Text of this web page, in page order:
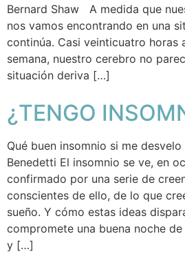
Bernard Shaw A medida que
nos vamos encontrando en una
continúa. Casi veinticuatro horas
semana, nuestro cerebro no
situación deriva […]
¿TENGO
Qué buen insomnio si me
Benedetti El insomnio se ve, en
confirmado por una serie de
conscientes de ello, de lo que
sueño. Y cómo estas ideas
compromete una buena noche
y […]